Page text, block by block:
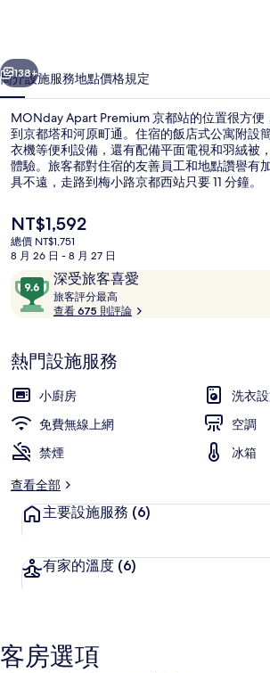
相
片
集
個 下一個
138+
簡介設施服務地點價格規定
MONday Apart Premium 京都站的位置很方便
到京都塔和河原町通。住宿的飯店式公寓附設
衣機等便利設備，還有配備平面電視和羽絨被
體驗。旅客都對住宿的友善員工和地點讚譽有
具不遠，走路到梅小路京都西站只要 11 分鐘。
目
前
的
格
是
NT$1,592
NT$1,592
總價 NT$1,751
8 月 26 日 - 8 月 27 日
評
論
深受旅客喜愛
9.6
分，
滿
10，
深
受
旅
客
喜
旅客評分最高
客
查看 675 則評論
熱門設施服務
小廚房
洗衣
免費無線上網
空調
禁煙
冰箱
查看全部
主要設施服務 (6)
有家的溫度 (6)
客房選項